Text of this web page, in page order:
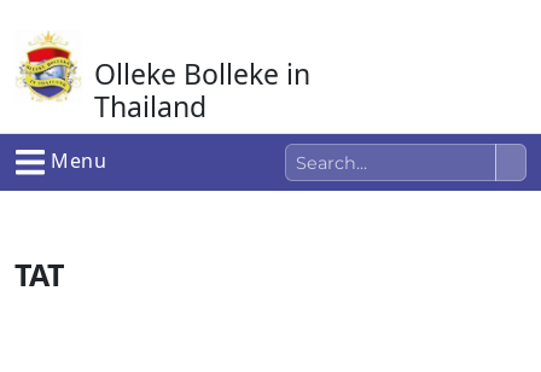
naar
de
inhoud
Olleke Bolleke in
Thailand
In Thailand
Menu
TAT